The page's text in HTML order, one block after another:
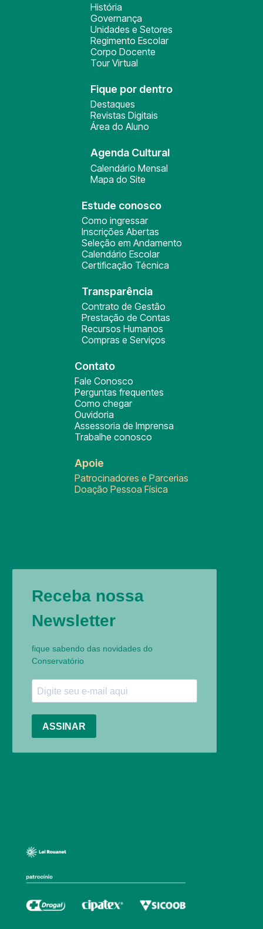
História
Governança
Unidades e Setores
Regimento Escolar
Corpo Docente
Tour Virtual
Fique por dentro
Destaques
Revistas Digitais
Área do Aluno
Agenda Cultural
Calendário Mensal
Mapa do Site
Estude conosco
Como ingressar
Inscrições Abertas
Seleção em Andamento
Calendário Escolar
Certificação Técnica
Transparência
Contrato de Gestão
Prestação de Contas
Recursos Humanos
Compras e Serviços
Contato
Fale Conosco
Perguntas frequentes
Como chegar
Ouvidoria
Assessoria de Imprensa
Trabalhe conosco
Apoie
Patrocinadores e Parcerias
Doação Pessoa Física